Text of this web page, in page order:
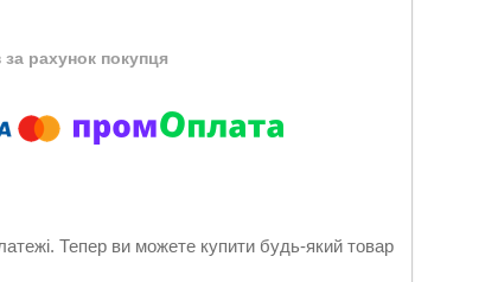
за рахунок покупця
Тепер ви можете купити будь-який товар